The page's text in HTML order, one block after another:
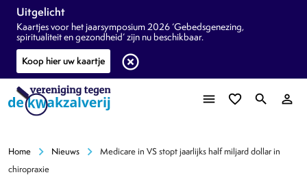
Uitgelicht
Kaartjes voor het jaarsymposium 2026 ‘Gebedsgenezing,
spiritualiteit en gezondheid’ zijn nu beschikbaar.
Koop hier uw kaartje
highlight_off
menu favorite_border search person_outline
Home chevron_right Nieuws chevron_right
Medicare in VS stopt jaarlijks half miljard dollar in
chiropraxie